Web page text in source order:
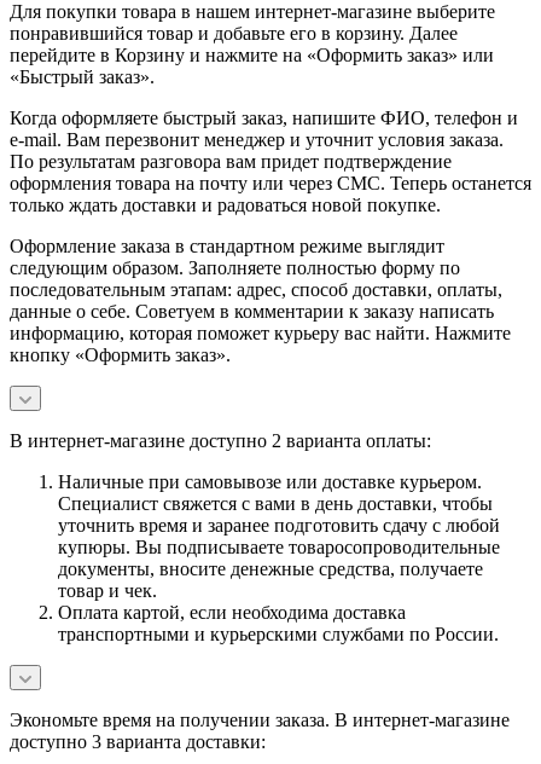
Для покупки товара в нашем интернет-магазине выберите
понравившийся товар и добавьте его в корзину. Далее
перейдите в Корзину и нажмите на «Оформить заказ» или
«Быстрый заказ».
Когда оформляете быстрый заказ, напишите ФИО, телефон и
e-mail. Вам перезвонит менеджер и уточнит условия заказа.
По результатам разговора вам придет подтверждение
оформления товара на почту или через СМС. Теперь останется
только ждать доставки и радоваться новой покупке.
Оформление заказа в стандартном режиме выглядит
следующим образом. Заполняете полностью форму по
последовательным этапам: адрес, способ доставки, оплаты,
данные о себе. Советуем в комментарии к заказу написать
информацию, которая поможет курьеру вас найти. Нажмите
кнопку «Оформить заказ».
В интернет-магазине доступно 2 варианта оплаты:
Наличные при самовывозе или доставке курьером.
Специалист свяжется с вами в день доставки, чтобы
уточнить время и заранее подготовить сдачу с любой
купюры. Вы подписываете товаросопроводительные
документы, вносите денежные средства, получаете
товар и чек.
Оплата картой, если необходима доставка
транспортными и курьерскими службами по России.
Экономьте время на получении заказа. В интернет-магазине
доступно 3 варианта доставки: